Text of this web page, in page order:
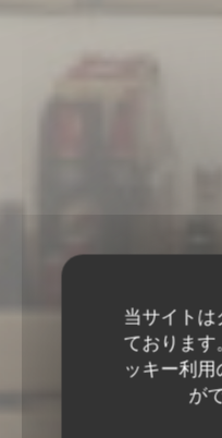
当サイトは
ております
ッキー利
が